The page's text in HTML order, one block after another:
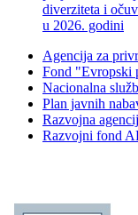
diverziteta i
u 2026. godini
Agencija za
Fond "Evropski
Nacionalna
Plan javnih
Razvojna
Razvojni fond